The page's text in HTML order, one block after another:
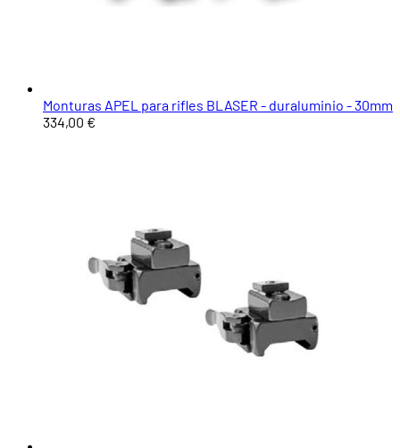
Monturas APEL para rifles BLASER - duraluminio - 30mm
334,00 €